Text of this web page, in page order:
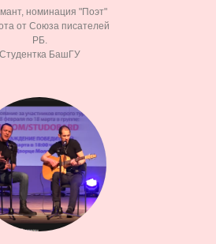
номинация "Поэт"
от Союза писателей
РБ.
Студентка БашГУ